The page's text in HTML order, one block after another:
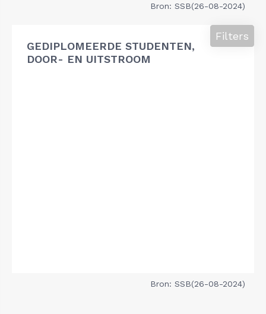
Bron: SSB(26-08-2024)
GEDIPLOMEERDE STUDENTEN,
DOOR- EN UITSTROOM
Filters
Bron: SSB(26-08-2024)